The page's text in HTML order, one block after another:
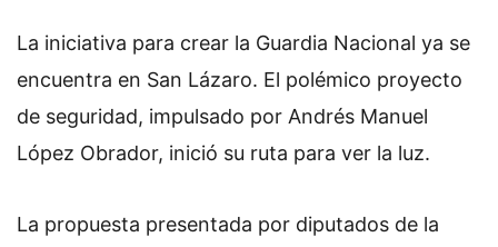
w
X
La iniciativa para crear la Guardia Nacional ya se
encuentra en San Lázaro. El polémico proyecto
de seguridad, impulsado por Andrés Manuel
López Obrador, inició su ruta para ver la luz.
La propuesta presentada por diputados de la